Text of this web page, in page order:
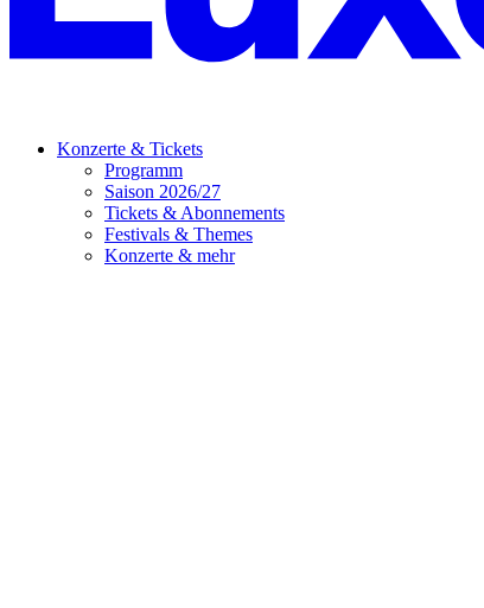
Konzerte & Tickets
Programm
Saison 2026/27
Tickets & Abonnements
Festivals & Themes
Konzerte & mehr